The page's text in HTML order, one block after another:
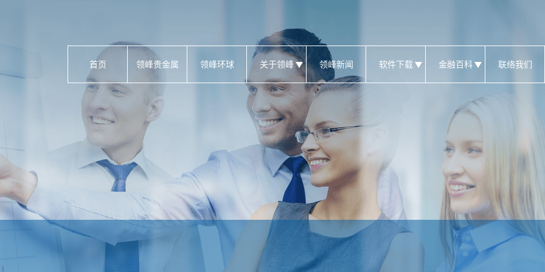
首页 领峰贵金属 领峰环球 关于领峰 领峰新闻 软件下载 金融百科 联络我们